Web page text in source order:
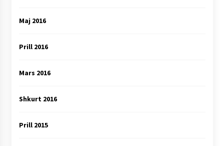
Maj 2016
Prill 2016
Mars 2016
Shkurt 2016
Prill 2015